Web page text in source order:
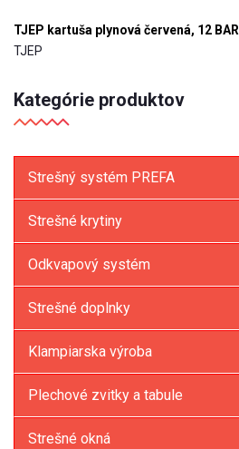
Kategórie produktov
Strešný systém PREFA
Strešné krytiny
Odkvapový systém
Strešné doplnky
Klampiarska výroba
Plechové zvitky a tabule
Strešné okná
TJEP kartuša plynová červená, 12 BAR
TJEP